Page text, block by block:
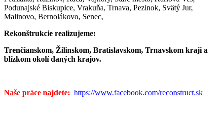
Podunajské Biskupice, Vrakuňa, Trnava, Pezinok, Svätý Jur,
Malinovo, Bernolákovo, Senec,
Rekonštrukcie realizujeme:
Trenčianskom, Žilinskom, Bratislavskom, Trnavskom kraji a
blízkom okolí daných krajov.
Naše práce najdete: https://www.facebook.com/reconstruct.sk